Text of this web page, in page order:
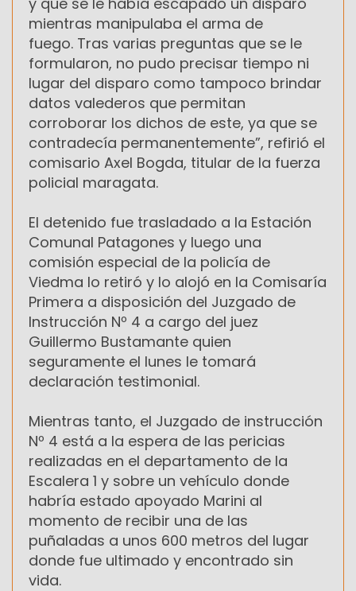
mientras manipulaba el arma de
fuego. Tras varias preguntas que se le
formularon, no pudo precisar tiempo ni
lugar del disparo como tampoco brindar
datos valederos que permitan
corroborar los dichos de este, ya que se
contradecía permanentemente”, refirió el
comisario Axel Bogda, titular de la fuerza
policial maragata.
El detenido fue trasladado a la Estación
Comunal Patagones y luego una
comisión especial de la policía de
Viedma lo retiró y lo alojó en la Comisaría
Primera a disposición del Juzgado de
Instrucción Nº 4 a cargo del juez
Guillermo Bustamante quien
seguramente el lunes le tomará
declaración testimonial.
Mientras tanto, el Juzgado de instrucción
Nº 4 está a la espera de las pericias
realizadas en el departamento de la
Escalera 1 y sobre un vehículo donde
habría estado apoyado Marini al
momento de recibir una de las
puñaladas a unos 600 metros del lugar
donde fue ultimado y encontrado sin
vida.